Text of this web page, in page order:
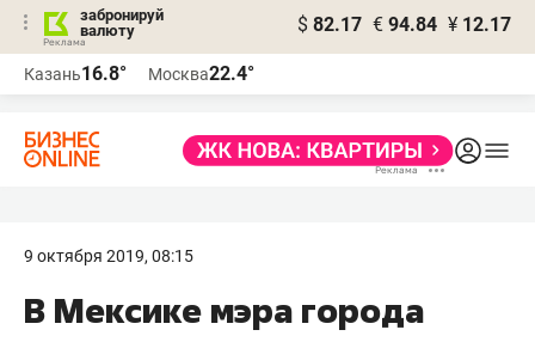
забронируй
валюту
$ 82.17 € 94.84 ¥ 12.17
Казань16.8° Москва22.4°
9 октября 2019, 08:15
В Мексике мэра города